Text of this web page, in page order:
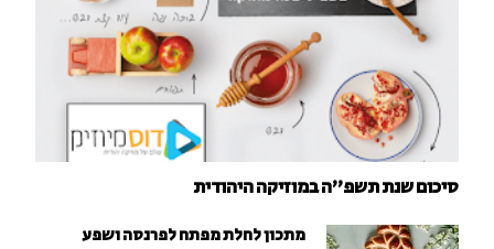
סיכום שנת תשפ"ה במוזיקה היהודית
מתכון לחלת מפתח לפרנסה ושפע